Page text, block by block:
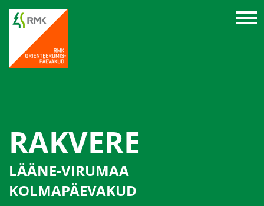
RAKVERE
LÄÄNE-VIRUMAA
KOLMAPÄEVAKUD